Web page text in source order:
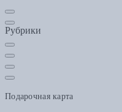
Рубрики
Подарочная карта